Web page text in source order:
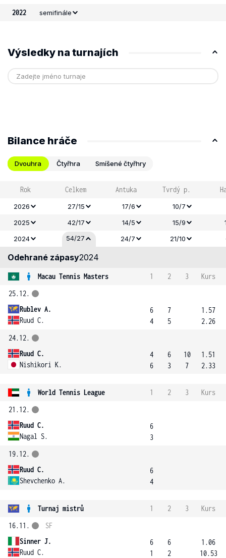
2022 semifinále
Výsledky na turnajích
Bilance hráče
Dvouhra Čtyřhra Smíšené čtyřhry
Rok Celkem Antuka Tvrdý p.
2026 27/15 17/6
10/7
2025
42/17 14/5 15/9
2024
54/27 24/7 21/10
Odehrané zápasy2024
Macau Tennis Masters 1 2 3
Kurs
25.12.
Rublev A.
Ruud C.
6
4
7
5
1.57
2.26
24.12.
Ruud C.
Nishikori K.
4
6
6
3
10
7
1.51
2.33
World Tennis League 1 2 3
Kurs
21.12.
Ruud C.
Nagal S.
6
3
19.12.
Ruud C.
Shevchenko A.
6
4
Turnaj mistrů 1 2 3
Kurs
16.11.
Sinner J.
Ruud C.
SF
6
1
6
2
1.06
10.53